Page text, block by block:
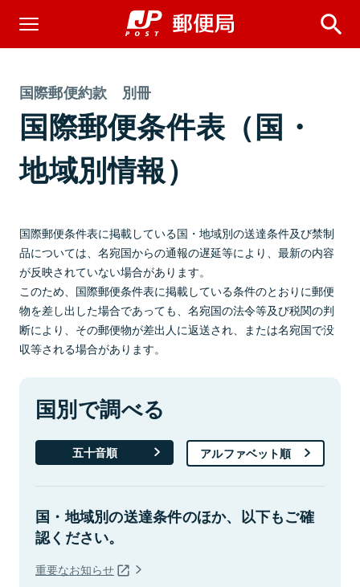
国際郵便約款 別冊
国際郵便条件表（国・
地域別情報）
国際郵便条件表に掲載している国・地域別の送達条件及び禁制
品については、名宛国からの通報の遅延等により、最新の内容
が反映されていない場合があります。
このため、国際郵便条件表に掲載している条件のとおりに郵便
物を差し出した場合であっても、名宛国の法令等及び税関の判
断により、その郵便物が差出人に返送され、または名宛国で没
収等される場合があります。
国別で調べる
五十音順 アルファベット順
国・地域別の送達条件のほか、以下もご確
認ください。
重要なお知らせ